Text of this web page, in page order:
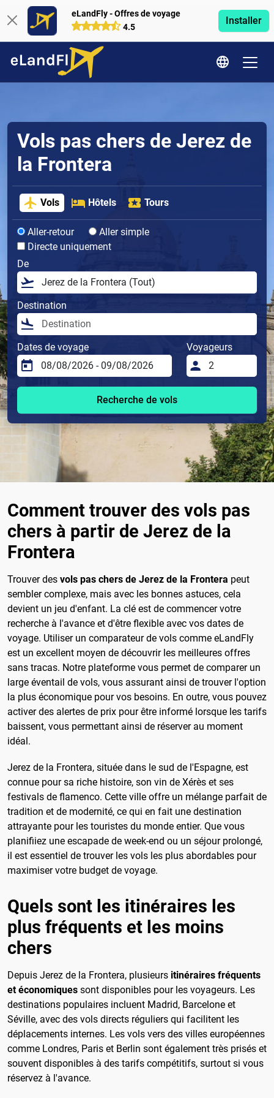
eLandFly - Offres de voyage
4.5
Installer
Vols pas chers de Jerez de
la Frontera
Vols Hôtels Tours
Aller-retour
Aller simple
Directe uniquement
De
Destination
Dates de voyage Voyageurs
Recherche de vols
Comment trouver des vols pas
chers à partir de Jerez de la
Frontera
Trouver des vols pas chers de Jerez de la Frontera peut
sembler complexe, mais avec les bonnes astuces, cela
devient un jeu d'enfant. La clé est de commencer votre
recherche à l'avance et d'être flexible avec vos dates de
voyage. Utiliser un comparateur de vols comme eLandFly
est un excellent moyen de découvrir les meilleures offres
sans tracas. Notre plateforme vous permet de comparer un
large éventail de vols, vous assurant ainsi de trouver l'option
la plus économique pour vos besoins. En outre, vous pouvez
activer des alertes de prix pour être informé lorsque les tarifs
baissent, vous permettant ainsi de réserver au moment
idéal.
Jerez de la Frontera, située dans le sud de l'Espagne, est
connue pour sa riche histoire, son vin de Xérès et ses
festivals de flamenco. Cette ville offre un mélange parfait de
tradition et de modernité, ce qui en fait une destination
attrayante pour les touristes du monde entier. Que vous
planifiiez une escapade de week-end ou un séjour prolongé,
il est essentiel de trouver les vols les plus abordables pour
maximiser votre budget de voyage.
Quels sont les itinéraires les
plus fréquents et les moins
chers
Depuis Jerez de la Frontera, plusieurs itinéraires fréquents
et économiques sont disponibles pour les voyageurs. Les
destinations populaires incluent Madrid, Barcelone et
Séville, avec des vols directs réguliers qui facilitent les
déplacements internes. Les vols vers des villes européennes
comme Londres, Paris et Berlin sont également très prisés et
souvent disponibles à des tarifs compétitifs, surtout si vous
réservez à l'avance.